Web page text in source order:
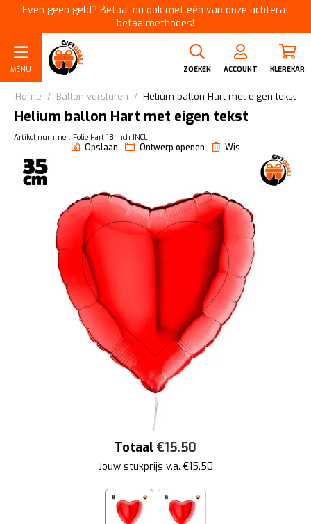
Even geen geld? Betaal nu ook met één van onze achteraf
betaalmethodes!
MENU ZOEKEN ACCOUNT KLEREKAR
Home / Ballon versturen / Helium ballon Hart met eigen tekst
Helium ballon Hart met eigen tekst
Artikel nummer: Folie Hart 18 inch INCL.
Opslaan Ontwerp openen Wis
Totaal €15.50
Jouw stukprijs v.a. €15.50